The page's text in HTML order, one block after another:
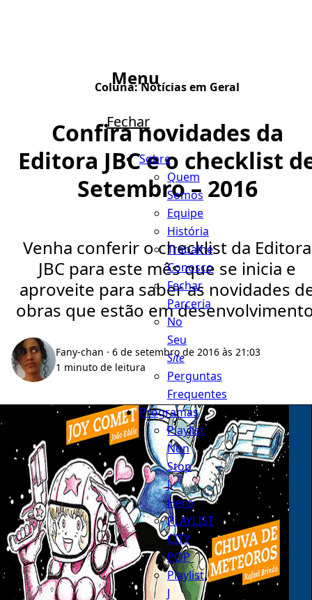
Menu
Fechar
Sobre
Quem
Somos
Equipe
História
Trabalhe
Conosco
Fechar
Parceria
No
Seu
Site
Perguntas
Frequentes
Programas
Playlist
Non
Stop
J-
Hero
PLAYLIST
CITY
POP
Playlist
J
Coluna:Notícias em Geral
Confira novidades da
Editora JBC e o checklist
Setembro – 2016
Venha conferir o checklist da Editora
JBC para este mês que se inicia e
aproveite para saber as novidades
obras que estão em
Fany-chan · 6 de setembro de 2016 às 21:03
1 minuto de leitura